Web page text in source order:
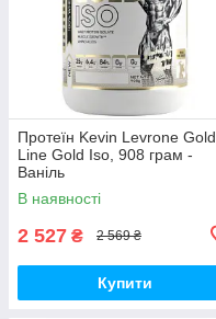
Протеїн Kevin Levrone Gold
Line Gold Iso, 908 грам -
Ваніль
В наявності
2 527 ₴ 2 569 ₴
Купити